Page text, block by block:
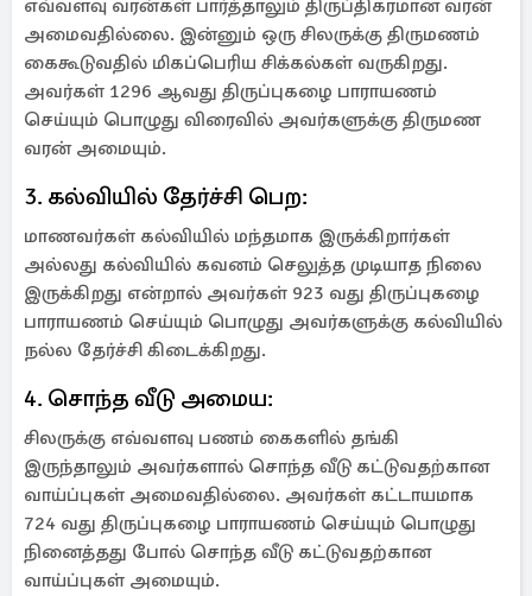
எவ்வளவு வரன்கள் பார்த்தாலும் திருப்திகரமான வரன்
அமைவதில்லை. இன்னும் ஒரு சிலருக்கு திருமணம்
கைகூடுவதில் மிகப்பெரிய சிக்கல்கள் வருகிறது.
அவர்கள் 1296 ஆவது திருப்புகழை பாராயணம்
செய்யும் பொழுது விரைவில் அவர்களுக்கு திருமண
வரன் அமையும்.
3. கல்வியில் தேர்ச்சி பெற:
மாணவர்கள் கல்வியில் மந்தமாக இருக்கிறார்கள்
அல்லது கல்வியில் கவனம் செலுத்த முடியாத நிலை
இருக்கிறது என்றால் அவர்கள் 923 வது திருப்புகழை
பாராயணம் செய்யும் பொழுது அவர்களுக்கு கல்வியில்
நல்ல தேர்ச்சி கிடைக்கிறது.
4. சொந்த வீடு அமைய:
சிலருக்கு எவ்வளவு பணம் கைகளில் தங்கி
இருந்தாலும் அவர்களால் சொந்த வீடு கட்டுவதற்கான
வாய்ப்புகள் அமைவதில்லை. அவர்கள் கட்டாயமாக
724 வது திருப்புகழை பாராயணம் செய்யும் பொழுது
நினைத்தது போல் சொந்த வீடு கட்டுவதற்கான
வாய்ப்புகள் அமையும்.